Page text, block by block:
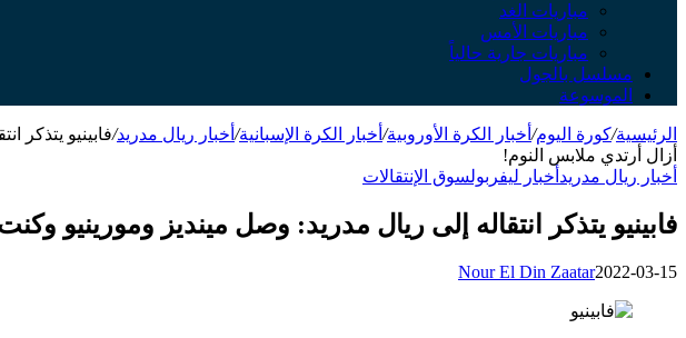
مباريات الغد
مباريات الأمس
مباريات جارية حالياً
مسلسل بالجول
الموسوعة
الرئيسية/كورة اليوم/ أخبار الكرة الأوروبية/ أخبار الكرة الإسبانية/ أخبار ريال مدريد/فابينيو يتذكر
أزال أرتدي ملابس النوم!
أخبار ريال مدريد أخبار ليفربولسوق الإنتقالات
فابينيو يتذكر انتقاله إلى ريال مدريد: وصل مينديز ومورينيو
Nour El Din Zaatar2022-03-15